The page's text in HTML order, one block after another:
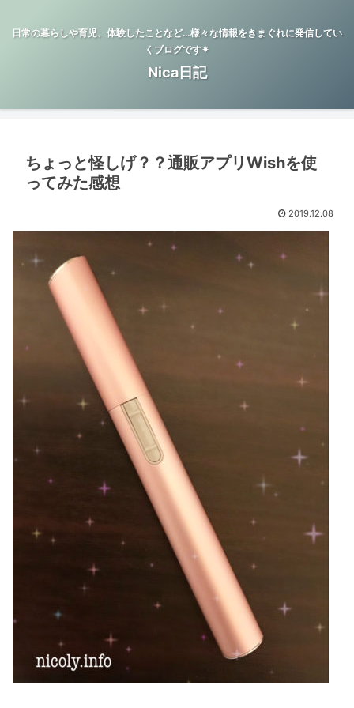
日常の暮らしや育児、体験したことなど…様々な情報をきまぐれに発信してい
くブログです✴︎
Nica日記
ちょっと怪しげ？？通販アプリWishを使
ってみた感想
2019.12.08